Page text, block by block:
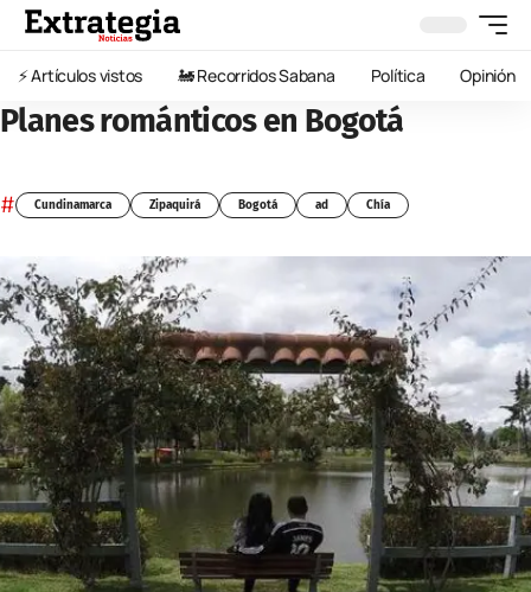
⚡️ Artículos vistos 🚂 Recorridos Sabana Política Opinión
Planes románticos en Bogotá
# Cundinamarca Zipaquirá Bogotá ad Chía